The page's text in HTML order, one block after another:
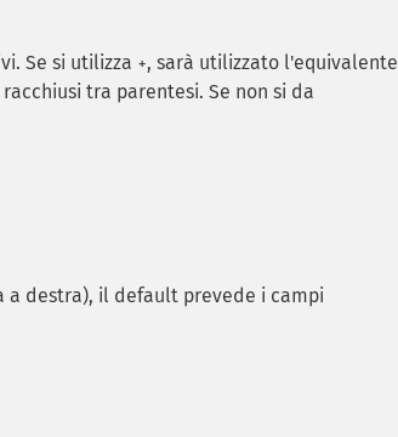
Se si utilizza +, sarà utilizzato l'equivalente
tra parentesi. Se non si da
destra), il default prevede i campi